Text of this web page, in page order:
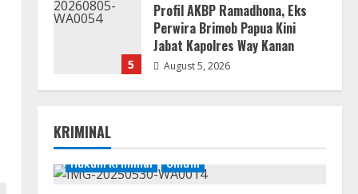
5
Profil AKBP Ramadhona, Eks
Perwira Brimob Papua Kini
Jabat Kapolres Way Kanan
August 5, 2026
1
KRIMINAL
Hukum Kriminal Umum